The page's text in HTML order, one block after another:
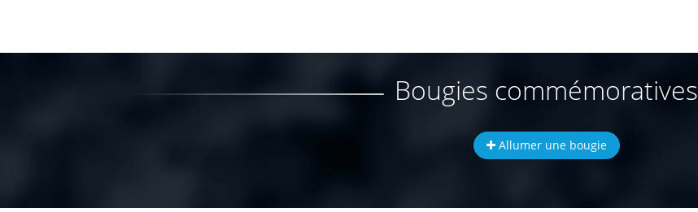
Bougies commémoratives
Allumer une bougie